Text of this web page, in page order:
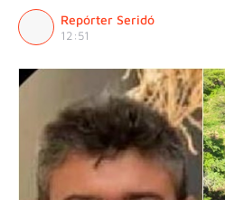
Repórter Seridó
12:51